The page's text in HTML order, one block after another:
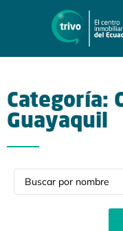
Categoría:
Guayaquil